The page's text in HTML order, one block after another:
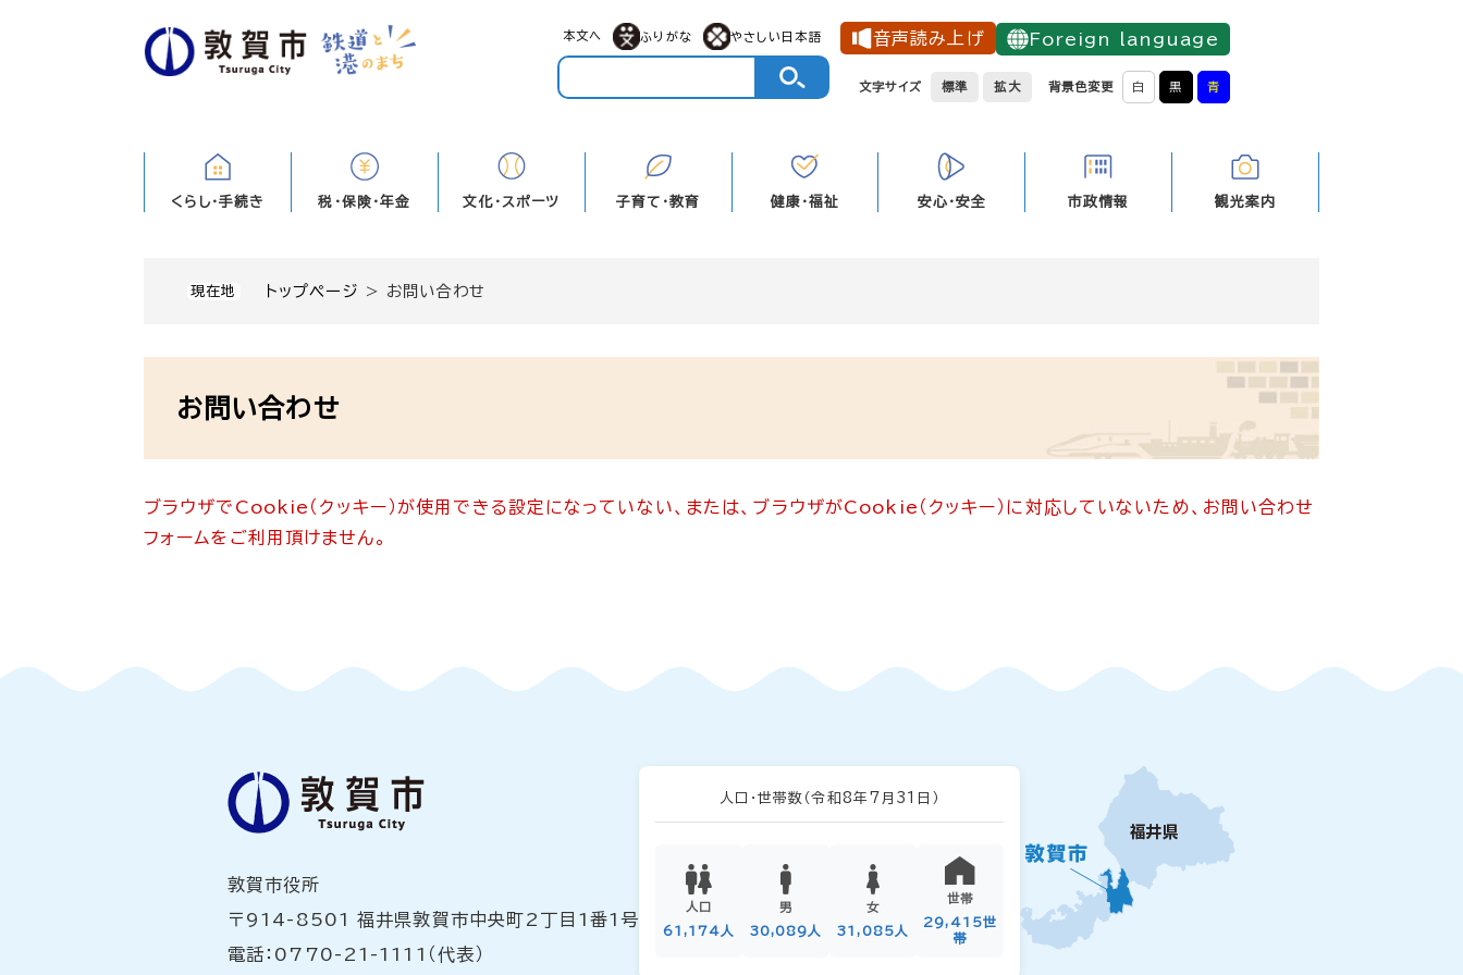
メニューを飛ばして本文へ
本文へ ふりがな やさしい日本語 音声読み上げ Foreign language
文字サイズ 標準 拡大 背景色変更 白 黒 青
くらし・手続き 税・保険・年金 文化・スポーツ 子育て・教育 健康・福祉 安心・安全 市政情報 観光案内
現在地 トップページ > お問い合わせ
お問い合わせ
ブラウザでCookie（クッキー）が使用できる設定になっていない、または、ブラウザがCookie（クッキー）に対応していないため、お問い合わせ
フォームをご利用頂けません。
敦賀市役所
〒914-8501 福井県敦賀市中央町2丁目1番1号
電話：0770-21-1111（代表）
人口・世帯数 （令和8年7月31日）
人口
61,174人
男
30,089人
女
31,085人
世帯
29,415世
帯